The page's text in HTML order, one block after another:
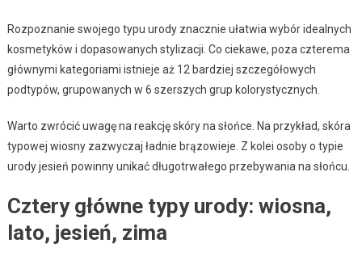
Rozpoznanie swojego typu urody znacznie ułatwia wybór idealnych
kosmetyków i dopasowanych stylizacji. Co ciekawe, poza czterema
głównymi kategoriami istnieje aż 12 bardziej szczegółowych
podtypów, grupowanych w 6 szerszych grup kolorystycznych.
Warto zwrócić uwagę na reakcję skóry na słońce. Na przykład, skóra
typowej wiosny zazwyczaj ładnie brązowieje. Z kolei osoby o typie
urody jesień powinny unikać długotrwałego przebywania na słońcu.
Cztery główne typy urody: wiosna,
lato, jesień, zima